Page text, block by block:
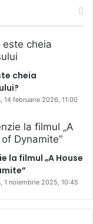
cheia
14 februarie 2026, 11:00
la filmul „A House
1 noiembrie 2025, 10:45